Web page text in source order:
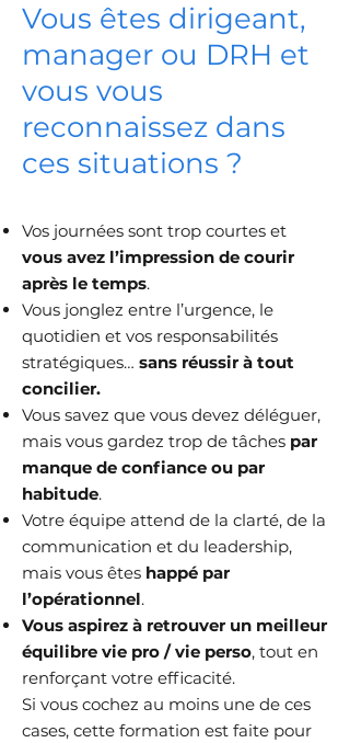
Vous êtes dirigeant,
manager ou DRH et
vous vous
reconnaissez dans
ces situations ?
Vos journées sont trop courtes et
vous avez l’impression de courir
après le temps.
Vous jonglez entre l’urgence, le
quotidien et vos responsabilités
stratégiques… sans réussir à tout
concilier.
Vous savez que vous devez déléguer,
mais vous gardez trop de tâches par
manque de confiance ou par
habitude.
Votre équipe attend de la clarté, de la
communication et du leadership,
mais vous êtes happé par
l’opérationnel.
Vous aspirez à retrouver un meilleur
équilibre vie pro / vie perso, tout en
renforçant votre efficacité.
Si vous cochez au moins une de ces
cases, cette formation est faite pour